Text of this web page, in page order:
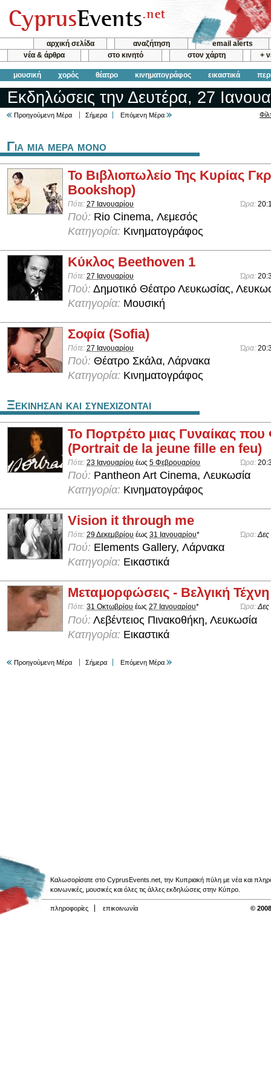
αρχική σελίδα αναζήτηση
email alerts
νέα & άρθρα
στο κινητό στον χάρτη +
μουσική χορός θέατρο κινηματογράφος εικαστικά
Εκδηλώσεις την Δευτέρα, 27
Προηγούμενη Μέρα Σήμερα Επόμενη Μέρα
Για μια μερα μονο
Το Βιβλιοπωλείο Της Κυρίας
Bookshop)
Πότε: 27 Ιανουαρίου Ώρα:
Πού: Rio Cinema, Λεμεσός
Κατηγορία: Κινηματογράφος
Κύκλος Beethoven 1
Πότε: 27 Ιανουαρίου Ώρα:
Πού: Δημοτικό Θέατρο Λευκωσίας,
Κατηγορία: Μουσική
Σοφία (Sofia)
Πότε: 27 Ιανουαρίου Ώρα:
Πού: Θέατρο Σκάλα, Λάρνακα
Κατηγορία: Κινηματογράφος
Ξεκινησαν και συνεχιζονται
Το Πορτρέτο μιας Γυναίκας που
(Portrait de la jeune fille en feu)
Πότε: 23 Ιανουαρίου έως 5 Φεβρουαρίου Ώρα:
Πού: Pantheon Art Cinema, Λευκωσία
Κατηγορία: Κινηματογράφος
Vision it through me
Πότε: 29 Δεκεμβρίου έως 31 Ιανουαρίου* Ώρα:Δες
Πού: Elements Gallery, Λάρνακα
Κατηγορία: Εικαστικά
Μεταμορφώσεις - Βελγική
Πότε: 31 Οκτωβρίου έως 27 Ιανουαρίου* Ώρα:Δες
Πού: Λεβέντειος Πινακοθήκη, Λευκωσία
Κατηγορία: Εικαστικά
Προηγούμενη Μέρα Σήμερα Επόμενη Μέρα
Καλωσορίσατε στο CyprusEvents.net, την Κυπριακή πύλη με νέα και
κοινωνικές, μουσικές και όλες τις άλλες εκδηλώσεις στην Κύπρο.
πληροφορίες επικοινωνία ©